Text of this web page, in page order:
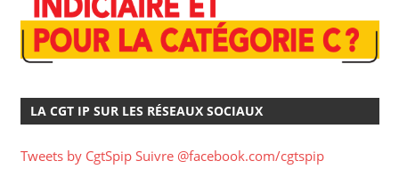
LA CGT IP SUR LES RÉSEAUX SOCIAUX
Tweets by CgtSpip Suivre @facebook.com/cgtspip